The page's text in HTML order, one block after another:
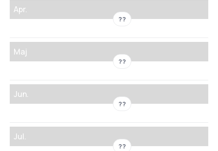
Apr.
??
Maj
??
Jun.
??
Jul.
??